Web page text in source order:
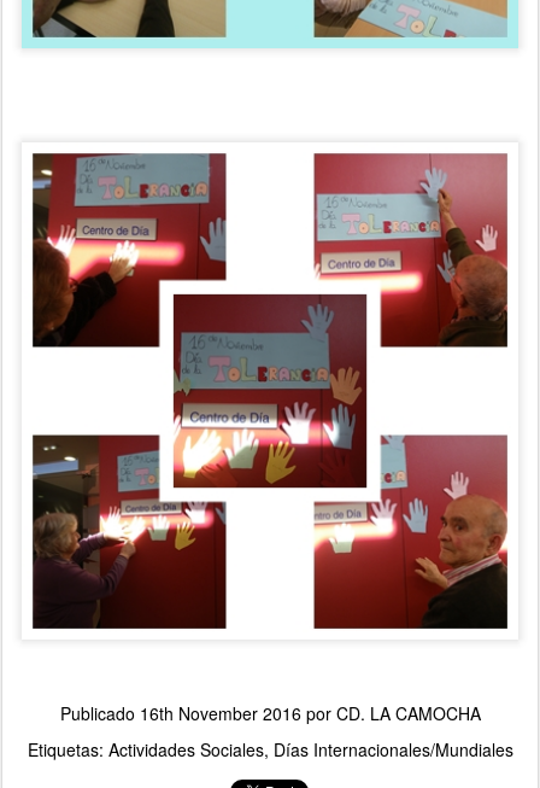
Publicado 16th November 2016por CD. LA CAMOCHA
Etiquetas: Actividades Sociales Días Internacionales/Mundiales